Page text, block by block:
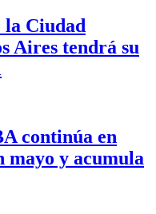
Ciudad
Aires tendrá su
continúa en
mayo y acumula